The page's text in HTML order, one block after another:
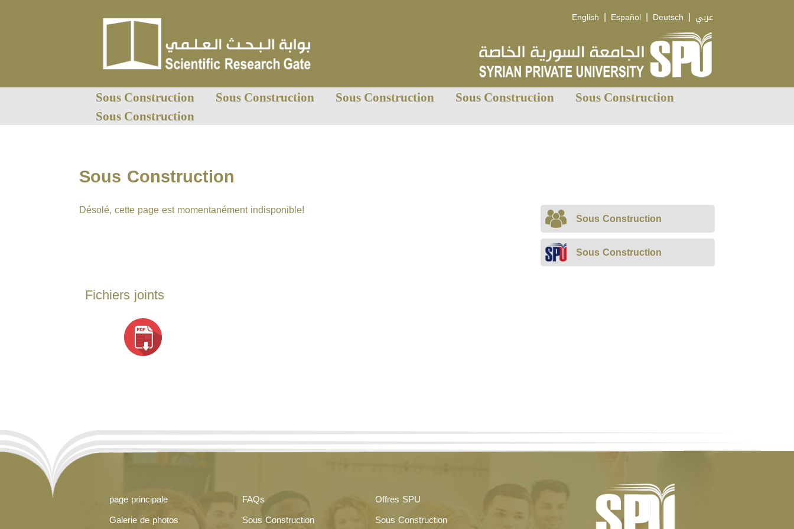
English | Español | Deutsch | عربي
Sous Construction Sous Construction Sous Construction Sous Construction
Sous Construction
Sous Construction
Sous Construction
Sous Construction
Sous Construction
Désolé, cette page est momentanément indisponible!
Fichiers joints
page principale FAQs
Offres SPU
Galerie de photos
Sous Construction Sous Construction